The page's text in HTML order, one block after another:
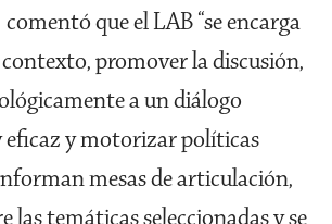
que el LAB “se encarga
promover la discusión,
a un diálogo
y motorizar políticas
mesas de articulación,